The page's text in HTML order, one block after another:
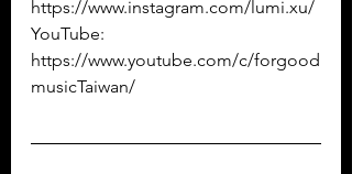
https://www.instagram.com/lumi.xu/
YouTube:
https://www.youtube.com/c/forgood
musicTaiwan/